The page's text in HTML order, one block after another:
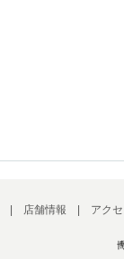
店舗情報 アク